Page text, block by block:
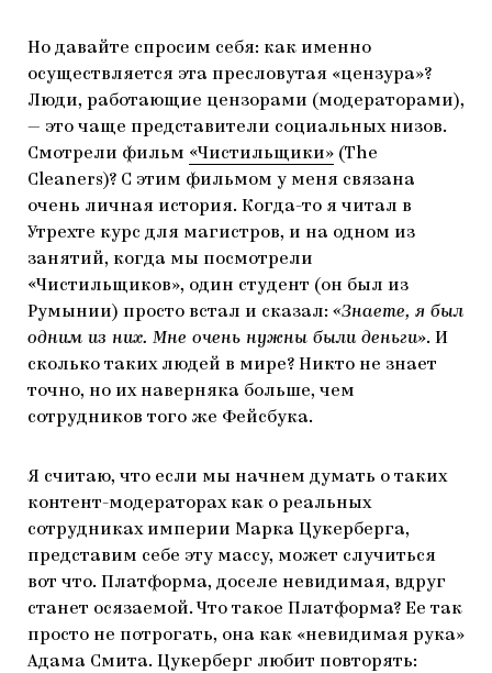
Но давайте спросим себя: как именно
осуществляется эта пресловутая «цензура»?
Люди, работающие цензорами (модераторами),
— это чаще представители социальных низов.
Смотрели фильм «Чистильщики» (The
Cleaners)? С этим фильмом у меня связана
очень личная история. Когда-то я читал в
Утрехте курс для магистров, и на одном из
занятий, когда мы посмотрели
«Чистильщиков», один студент (он был из
Румынии) просто встал и сказал: «Знаете, я был
одним из них. Мне очень нужны были деньги». И
сколько таких людей в мире? Никто не знает
точно, но их наверняка больше, чем
сотрудников того же Фейсбука.
Я считаю, что если мы начнем думать о таких
контент-модераторах как о реальных
сотрудниках империи Марка Цукерберга,
представим себе эту массу, может случиться
вот что. Платформа, доселе невидимая, вдруг
станет осязаемой. Что такое Платформа? Ее так
просто не потрогать, она как «невидимая рука»
Адама Смита. Цукерберг любит повторять: